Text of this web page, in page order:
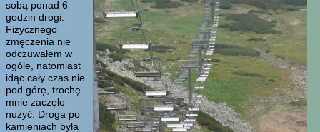
sobą ponad 6
godzin drogi.
Fizycznego
zmęczenia nie
odczuwałem w
ogóle, natomiast
idąc cały czas nie
pod górę, trochę
mnie zaczęło
nużyć. Droga po
kamieniach była